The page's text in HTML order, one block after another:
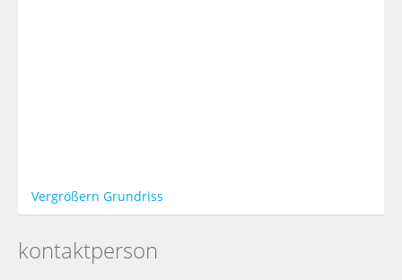
Vergrößern Grundriss
kontaktperson